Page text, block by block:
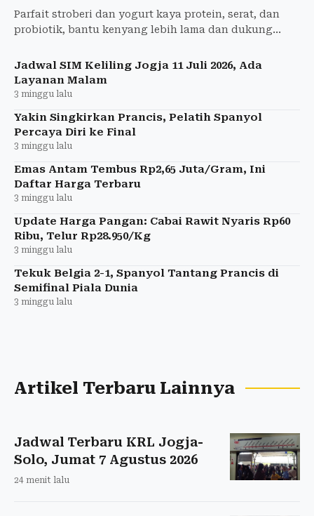
Parfait stroberi dan yogurt kaya protein, serat, dan
probiotik, bantu kenyang lebih lama dan dukung
Jadwal SIM Keliling Jogja 11 Juli 2026, Ada
Layanan Malam
3 minggu lalu
Yakin Singkirkan Prancis, Pelatih Spanyol
Percaya Diri ke Final
3 minggu lalu
Emas Antam Tembus Rp2,65 Juta/Gram, Ini
Daftar Harga Terbaru
3 minggu lalu
Update Harga Pangan: Cabai Rawit Nyaris Rp60
Ribu, Telur Rp28.950/Kg
3 minggu lalu
Tekuk Belgia 2-1, Spanyol Tantang Prancis di
Semifinal Piala Dunia
3 minggu lalu
Artikel Terbaru Lainnya
Jadwal Terbaru KRL Jogja-
Solo, Jumat 7 Agustus 2026
24 menit lalu